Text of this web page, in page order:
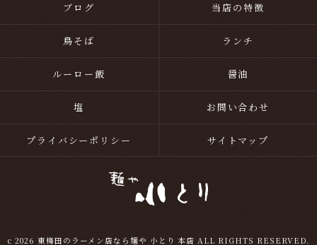
ブログ 当店の特徴
鳥そば ランチ
ルーロー飯 醤油
塩 お問い合わせ
プライバシーポリシー サイトマップ
c 2026 東梅田のラーメン店なら麺や 小とり 本店 ALL RIGHTS RESERVED.